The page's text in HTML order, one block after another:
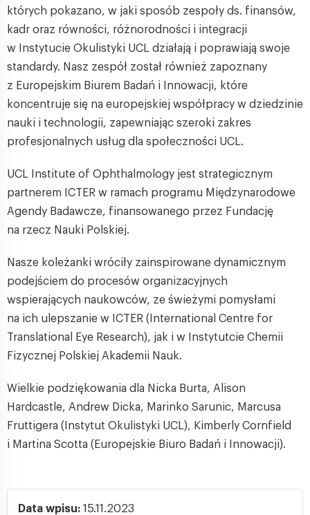
których pokazano, w jaki sposób zespoły ds. finansów,
kadr oraz równości, różnorodności i integracji
w Instytucie Okulistyki UCL działają i poprawiają swoje
standardy. Nasz zespół został również zapoznany
z Europejskim Biurem Badań i Innowacji, które
koncentruje się na europejskiej współpracy w dziedzinie
nauki i technologii, zapewniając szeroki zakres
profesjonalnych usług dla społeczności UCL.
UCL Institute of Ophthalmology jest strategicznym
partnerem ICTER w ramach programu Międzynarodowe
Agendy Badawcze, finansowanego przez Fundację
na rzecz Nauki Polskiej.
Nasze koleżanki wróciły zainspirowane dynamicznym
podejściem do procesów organizacyjnych
wspierających naukowców, ze świeżymi pomysłami
na ich ulepszanie w ICTER (International Centre for
Translational Eye Research), jak i w Instytutcie Chemii
Fizycznej Polskiej Akademii Nauk.
Wielkie podziękowania dla Nicka Burta, Alison
Hardcastle, Andrew Dicka, Marinko Sarunic, Marcusa
Fruttigera (Instytut Okulistyki UCL), Kimberly Cornfield
i Martina Scotta (Europejskie Biuro Badań i Innowacji).
Data wpisu: 15.11.2023